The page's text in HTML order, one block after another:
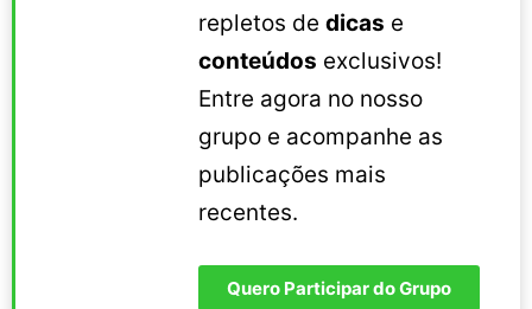
repletos dedicas e
conteúdos exclusivos!
Entre agora no nosso
grupo e acompanhe as
publicações mais
recentes.
Quero Participar do Grupo